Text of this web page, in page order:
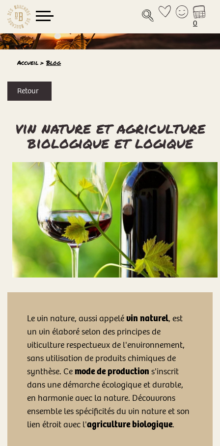
0
Accueil>Blog
Retour
vin nature et agriculture
biologique et logique
Le vin nature, aussi appelé vin naturel, est
un vin élaboré selon des principes de
viticulture respectueux de l'environnement,
sans utilisation de produits chimiques de
synthèse. Cemode de production s'inscrit
dans une démarche écologique et durable,
en harmonie avec la nature. Découvrons
ensemble les spécificités du vin nature et son
lien étroit avec l'agriculture biologique.